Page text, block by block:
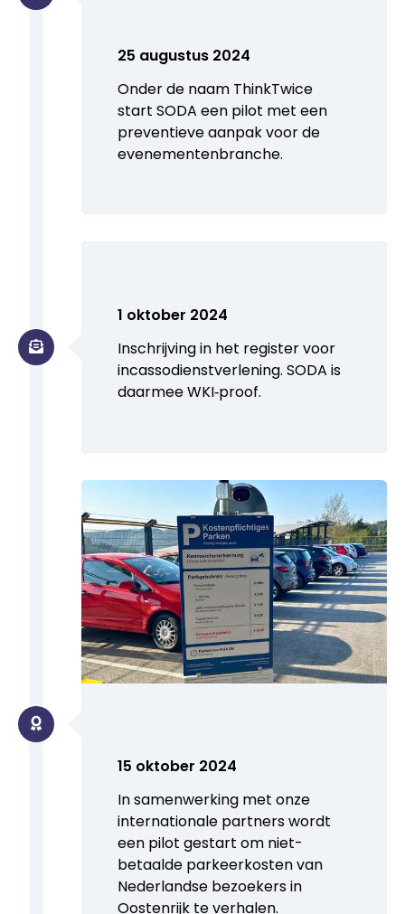
25 augustus 2024
Onder de naam ThinkTwice
start SODA een pilot met een
preventieve aanpak voor de
evenementenbranche.
1 oktober 2024
Inschrijving in het register voor
incassodienstverlening. SODA is
daarmee WKI‑proof.
15 oktober 2024
In samenwerking met onze
internationale partners wordt
een pilot gestart om niet-
betaalde parkeerkosten van
Nederlandse bezoekers in
Oostenrijk te verhalen.